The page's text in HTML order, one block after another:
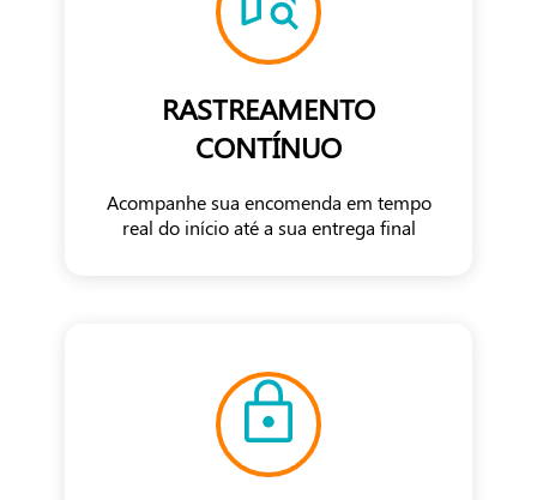
RASTREAMENTO
CONTÍNUO
Acompanhe sua encomenda em tempo
real do início até a sua entrega final